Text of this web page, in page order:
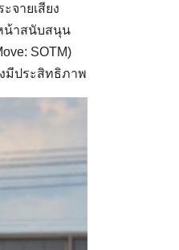
จายเสียง
น้าสนับสนุน
SOTM)
มีประสิทธิภาพ